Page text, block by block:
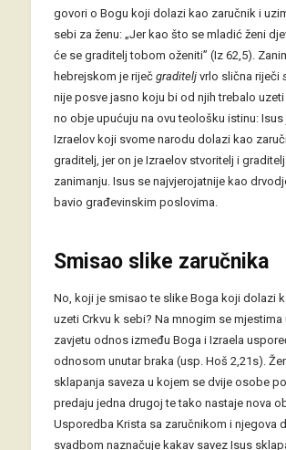
govori o Bogu koji dolazi kao zaručnik i
sebi za ženu: „Jer kao što se mladić ženi
će se graditelj tobom oženiti” (Iz 62,5).
hebrejskom je riječ graditeljvrlo slična riječi
nije posve jasno koju bi od njih trebalo uzeti
no obje upućuju na ovu teološku istinu: Isus
Izraelov koji svome narodu dolazi kao
graditelj, jer on je Izraelov stvoritelj i
zanimanju. Isus se najvjerojatnije kao
bavio građevinskim poslovima.
Smisao slike zaručnika
No, koji je smisao te slike Boga koji dolazi
uzeti Crkvu k sebi? Na mnogim se mjestima
zavjetu odnos između Boga i Izraela
odnosom unutar braka (usp. Hoš 2,21s).
sklapanja saveza u kojem se dvije osobe
predaju jedna drugoj te tako nastaje nova
Usporedba Krista sa zaručnikom i njegova
svadbom naznačuje kakav savez Isus